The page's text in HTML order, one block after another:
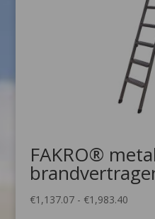
FAKRO®
€1,137.07 - €1,983.40